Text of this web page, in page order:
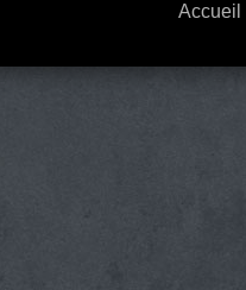
Accueil